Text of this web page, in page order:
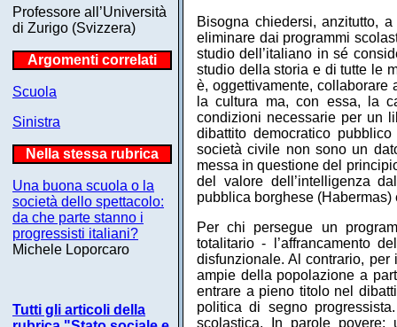
Professore all’Università
di Zurigo (Svizzera)
Argomenti correlati
Scuola
Sinistra
Nella stessa rubrica
Una buona scuola o la
società dello spettacolo:
da che parte stanno i
progressisti italiani?
Michele Loporcaro
Tutti gli articoli della
Bisogna chiedersi, anzitutto,
eliminare dai programmi
studio dell’italiano in sé
studio della storia e di tutte le
è, oggettivamente,
la cultura ma, con essa, la
condizioni necessarie per un
dibattito democratico
società civile non sono un
messa in questione del
del valore dell’intelligenza
pubblica borghese
Per chi persegue un
totalitario - l’affrancamento
disfunzionale. Al contrario, per
ampie della popolazione a
entrare a pieno titolo nel
politica di segno
scolastica. In parole povere: